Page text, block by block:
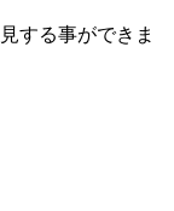
する事ができま